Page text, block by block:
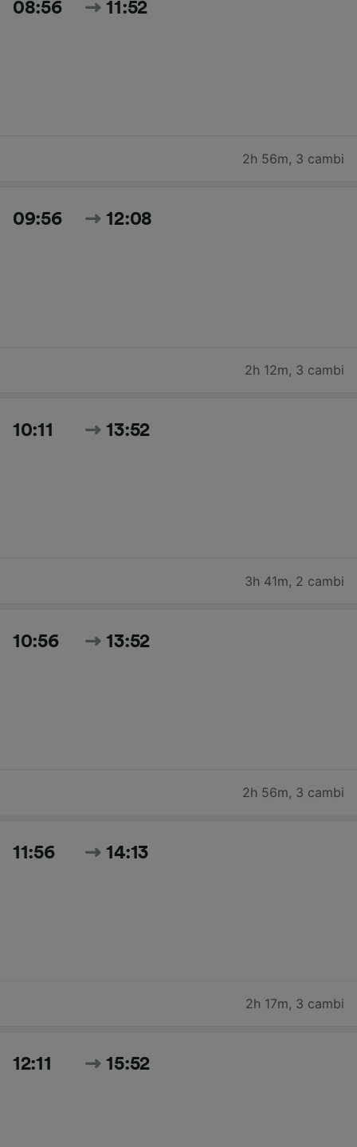
08:56 11:52
2h 56m, 3 cambi
09:56 12:08
2h 12m, 3 cambi
10:11 13:52
3h 41m, 2 cambi
10:56 13:52
2h 56m, 3 cambi
11:56 14:13
2h 17m, 3 cambi
12:11 15:52